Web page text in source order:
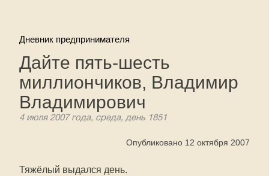
Дневник предпринимателя
Дайте пять-шесть
миллиончиков, Владимир
Владимирович
4 июля 2007 года, среда, день 1851
Опубликовано 12 октября 2007
Тяжёлый выдался день.